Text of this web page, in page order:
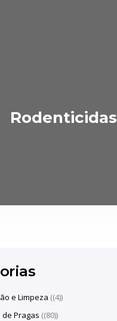
Rodenticidas
e Limpeza (4)
Pragas (80)